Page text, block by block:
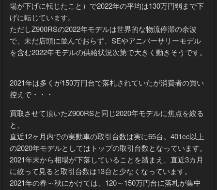
場が下げに転じたこと）で2022年の平均は130万円弱まで下
げに転じています。
ただしZ900RSの2022年モデルは世界的な物流停滞の余波
で、未だ店頭に並んでおらず、SEやアニバーサリーモデル
を含む2022年モデルの供給状況次第で大きく動きそうです。
2021年は多くが150万円台で落札されていたが消費者の買い
控えで・・・
買取させて頂いたZ900RSと同じ2020年モデルに焦点を絞る
と、
直近12ヶ月内での実動車の取引台数は実に65台。401cc以上
の2020年モデルとしてはトップの取引台数となっています。
2021年末から相場が下落していることを踏まえ、直近3カ月
に絞って見ると取引台数は13台と少なくなっています。
2021年の春～秋にかけては、120～150万円台に落札が集中